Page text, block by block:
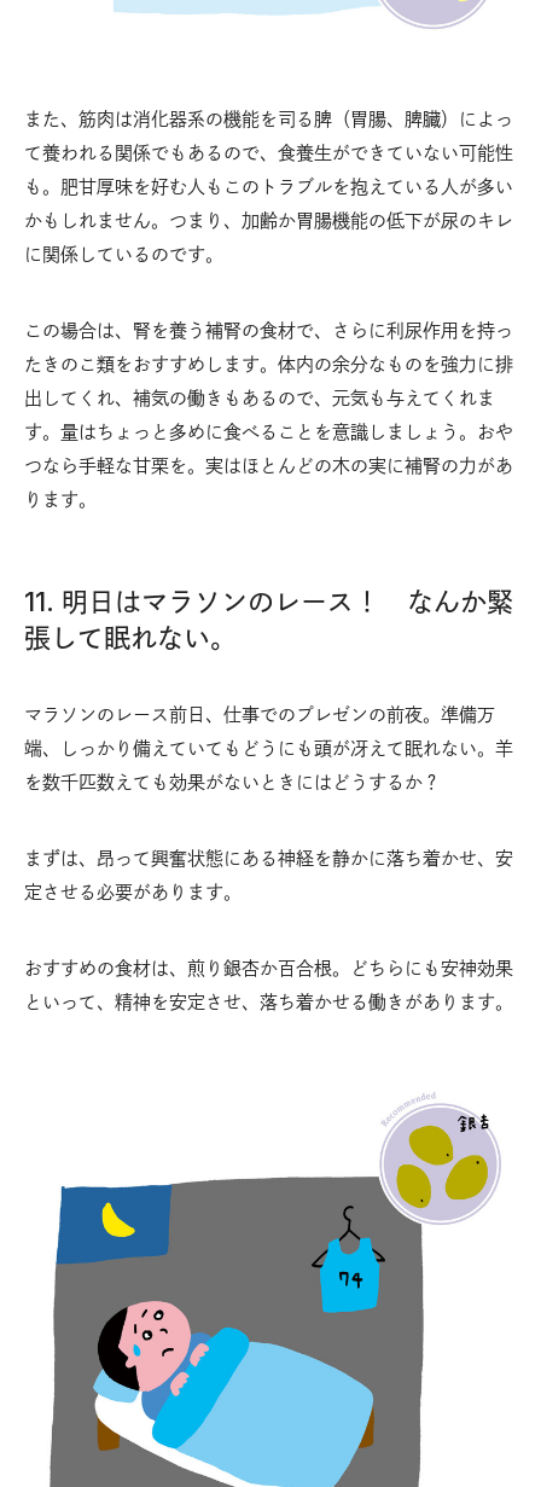
また、筋肉は消化器系の機能を司る脾（胃腸、脾臓）によっ
て養われる関係でもあるので、食養生ができていない可能性
も。肥甘厚味を好む人もこのトラブルを抱えている人が多い
かもしれません。つまり、加齢か胃腸機能の低下が尿のキレ
に関係しているのです。
この場合は、腎を養う補腎の食材で、さらに利尿作用を持っ
たきのこ類をおすすめします。体内の余分なものを強力に排
出してくれ、補気の働きもあるので、元気も与えてくれま
す。量はちょっと多めに食べることを意識しましょう。おや
つなら手軽な甘栗を。実はほとんどの木の実に補腎の力があ
ります。
11. 明日はマラソンのレース！ なんか緊
張して眠れない。
マラソンのレース前日、仕事でのプレゼンの前夜。準備万
端、しっかり備えていてもどうにも頭が冴えて眠れない。羊
を数千匹数えても効果がないときにはどうするか？
まずは、昂って興奮状態にある神経を静かに落ち着かせ、安
定させる必要があります。
おすすめの食材は、煎り銀杏か百合根。どちらにも安神効果
といって、精神を安定させ、落ち着かせる働きがあります。